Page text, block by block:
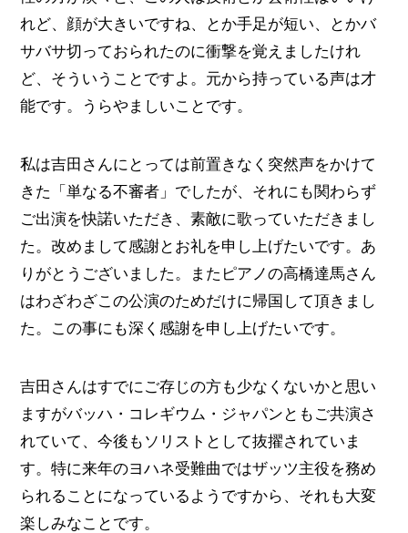
れど、顔が大きいですね、とか手足が短い、とかバ
サバサ切っておられたのに衝撃を覚えましたけれ
ど、そういうことですよ。元から持っている声は才
能です。うらやましいことです。
私は吉田さんにとっては前置きなく突然声をかけて
きた「単なる不審者」でしたが、それにも関わらず
ご出演を快諾いただき、素敵に歌っていただきまし
た。改めまして感謝とお礼を申し上げたいです。あ
りがとうございました。またピアノの高橋達馬さん
はわざわざこの公演のためだけに帰国して頂きまし
た。この事にも深く感謝を申し上げたいです。
吉田さんはすでにご存じの方も少なくないかと思い
ますがバッハ・コレギウム・ジャパンともご共演さ
れていて、今後もソリストとして抜擢されていま
す。特に来年のヨハネ受難曲ではザッツ主役を務め
られることになっているようですから、それも大変
楽しみなことです。